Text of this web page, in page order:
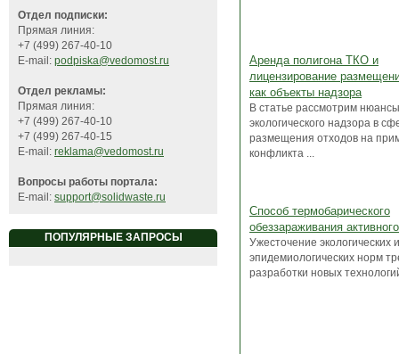
Отдел подписки:
Прямая линия:
+7 (499) 267-40-10
E-mail: podpiska@vedomost.ru
Отдел рекламы:
Прямая линия:
+7 (499) 267-40-10
+7 (499) 267-40-15
E-mail: reklama@vedomost.ru
Вопросы работы портала:
E-mail: support@solidwaste.ru
ПОПУЛЯРНЫЕ ЗАПРОСЫ
Аренда полигона ТКО и
лицензирование
как объекты надзора
В статье рассмотрим нюансы
экологического надзора в
размещения отходов на
конфликта ...
Способ термобарического
обеззараживания
Ужесточение экологических
эпидемиологических норм
разработки новых